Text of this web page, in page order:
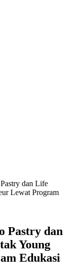
dan Life
Lewat Program
Pastry dan
Young
Edukasi